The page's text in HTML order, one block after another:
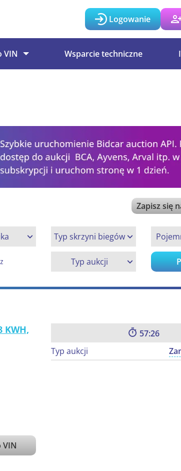
Logowanie
VIN Wsparcie techniczne
Zapisz się
Typ skrzyni biegów
Typ aukcji
KWH,
VIN
57:25
Typ aukcji